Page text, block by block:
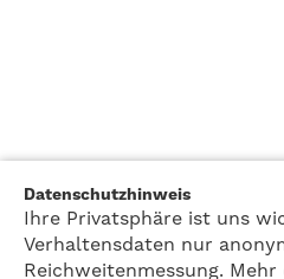
Projekt Lage Architektur
Wohnen Arbeiten Leben
Gemeinschaftsräume
Datenschutzhinweis
Ihre Privatsphäre ist uns
Verhaltensdaten nur
Reichweitenmessung.